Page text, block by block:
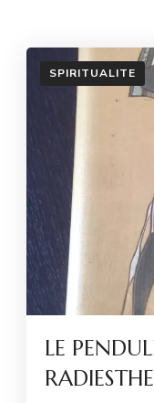
SPIRITUALITE
LE